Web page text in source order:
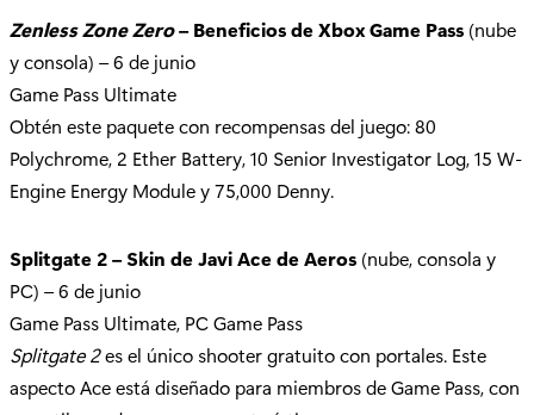
Zenless Zone Zero– Beneficios de Xbox Game Pass (nube
y consola) – 6 de junio
Game Pass Ultimate
Obtén este paquete con recompensas del juego: 80
Polychrome, 2 Ether Battery, 10 Senior Investigator Log, 15 W-
Engine Energy Module y 75,000 Denny.
Splitgate 2 – Skin de Javi Ace de Aeros (nube, consola y
PC) – 6 de junio
Game Pass Ultimate, PC Game Pass
Splitgate 2es el único shooter gratuito con portales. Este
aspecto Ace está diseñado para miembros de Game Pass, con